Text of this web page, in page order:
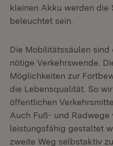
kleinen Akku werden die
beleuchtet sein.
Die Mobilitätssäulen sind
nötige Verkehrswende.
Möglichkeiten zur
die Lebensqualität. So
öffentlichen
Auch Fuß- und
leistungsfähig gestaltet
zweite Weg selbstaktiv